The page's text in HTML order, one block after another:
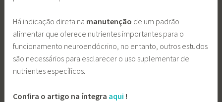
Há indicação direta na manutenção de um padrão
alimentar que oferece nutrientes importantes para o
funcionamento neuroendócrino, no entanto, outros estudos
são necessários para esclarecer o uso suplementar de
nutrientes específicos.
Confira o artigo na íntegra aqui !